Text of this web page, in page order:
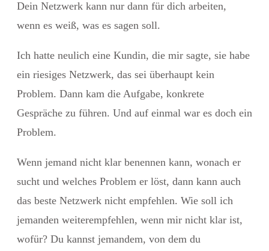
Dein Netzwerk kann nur dann für dich arbeiten,
wenn es weiß, was es sagen soll.
Ich hatte neulich eine Kundin, die mir sagte, sie habe
ein riesiges Netzwerk, das sei überhaupt kein
Problem. Dann kam die Aufgabe, konkrete
Gespräche zu führen. Und auf einmal war es doch ein
Problem.
Wenn jemand nicht klar benennen kann, wonach er
sucht und welches Problem er löst, dann kann auch
das beste Netzwerk nicht empfehlen. Wie soll ich
jemanden weiterempfehlen, wenn mir nicht klar ist,
wofür? Du kannst jemandem, von dem du